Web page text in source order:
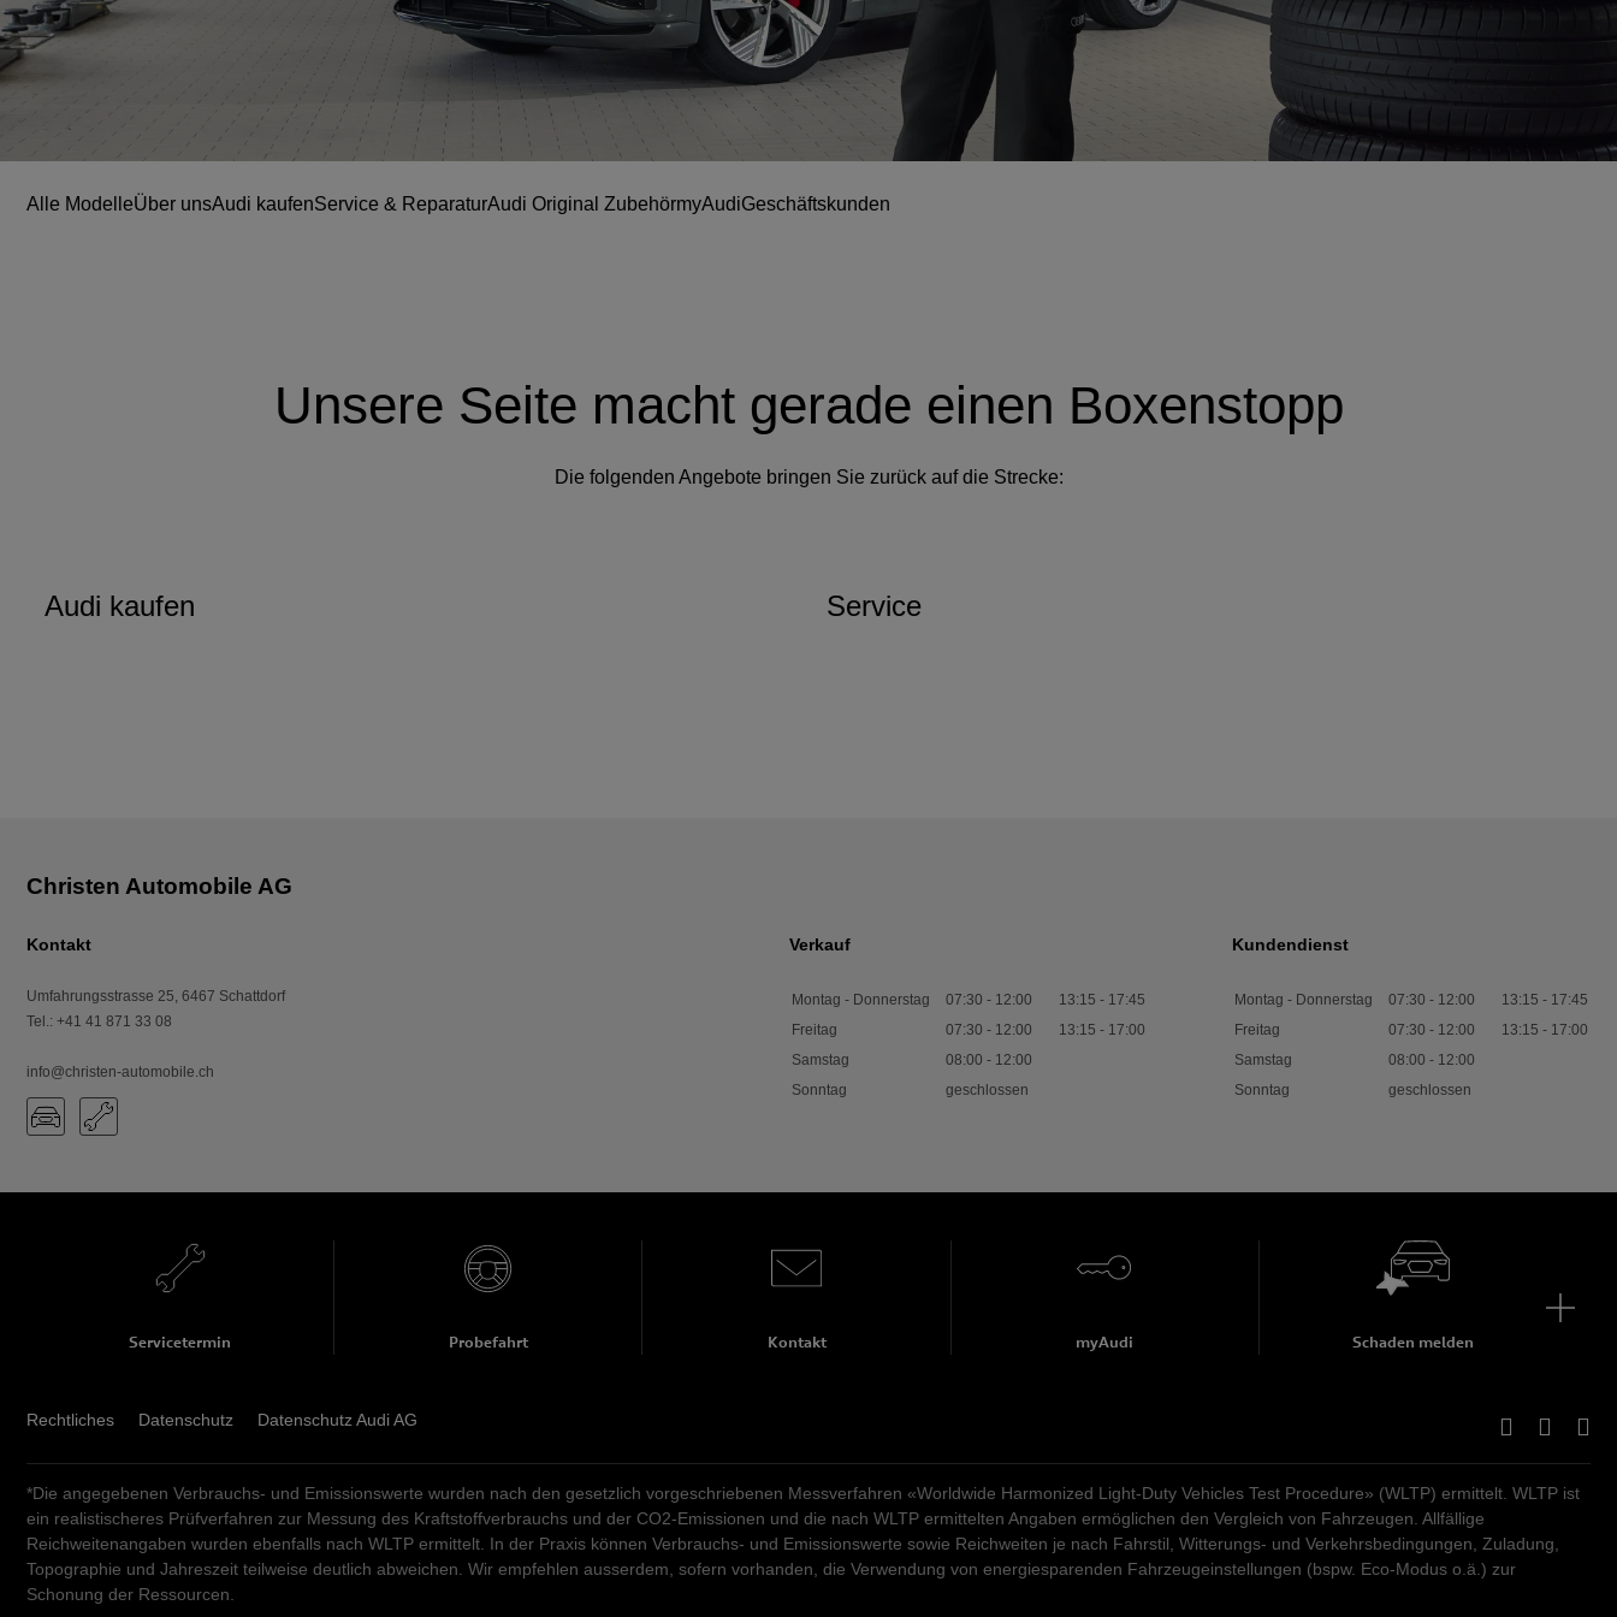
Alle ModelleÜber unsAudi kaufenService & ReparaturAudi Original ZubehörmyAudiGeschäftskunden
Unsere Seite macht gerade einen Boxenstopp
Die folgenden Angebote bringen Sie zurück auf die Strecke:
Audi kaufen Service
Kontakt
Umfahrungsstrasse 25, 6467 Schattdorf
Tel.: +41 41 871 33 08
info@christen-automobile.ch
Verkauf
Montag - Donnerstag 07:30 - 12:00 13:15 - 17:45
Freitag
07:30 - 12:00 13:15 - 17:00
Samstag
08:00 - 12:00
Sonntag
geschlossen
Kundendienst
Montag - Donnerstag 07:30 - 12:00 13:15 - 17:45
Freitag
07:30 - 12:00 13:15 - 17:00
Samstag
08:00 - 12:00
Sonntag
geschlossen
Servicetermin Probefahrt Kontakt myAudi Schaden melden
Rechtliches Datenschutz Datenschutz Audi AG
*Die angegebenen Verbrauchs- und Emissionswerte wurden nach den gesetzlich vorgeschriebenen Messverfahren «Worldwide Harmonized Light-Duty Vehicles Test Procedure» (WLTP) ermittelt. WLTP ist
ein realistischeres Prüfverfahren zur Messung des Kraftstoffverbrauchs und der CO2-Emissionen und die nach WLTP ermittelten Angaben ermöglichen den Vergleich von Fahrzeugen. Allfällige
Reichweitenangaben wurden ebenfalls nach WLTP ermittelt. In der Praxis können Verbrauchs- und Emissionswerte sowie Reichweiten je nach Fahrstil, Witterungs- und Verkehrsbedingungen, Zuladung,
Topographie und Jahreszeit teilweise deutlich abweichen. Wir empfehlen ausserdem, sofern vorhanden, die Verwendung von energiesparenden Fahrzeugeinstellungen (bspw. Eco-Modus o.ä.) zur
Schonung der Ressourcen.